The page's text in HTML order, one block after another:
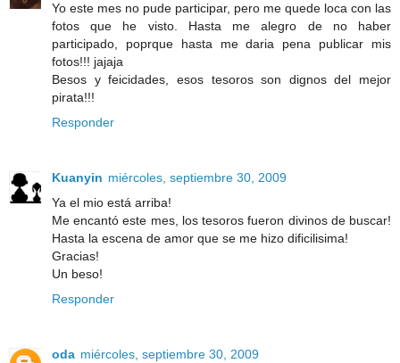
Yo este mes no pude participar, pero me quede loca con las
fotos que he visto. Hasta me alegro de no haber
participado, poprque hasta me daria pena publicar mis
fotos!!! jajaja
Besos y feicidades, esos tesoros son dignos del mejor
pirata!!!
Responder
Kuanyin miércoles, septiembre 30, 2009
Ya el mio está arriba!
Me encantó este mes, los tesoros fueron divinos de buscar!
Hasta la escena de amor que se me hizo dificilisima!
Gracias!
Un beso!
Responder
oda miércoles, septiembre 30, 2009